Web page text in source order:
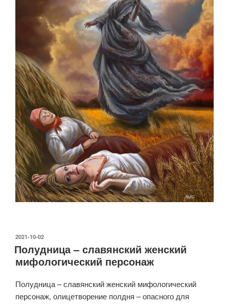
ОПУБЛИКОВАНО
2021-10-02
Полудница – славянский женский
мифологический персонаж
Полудница – славянский женский мифологический
персонаж, олицетворение полдня – опасного для